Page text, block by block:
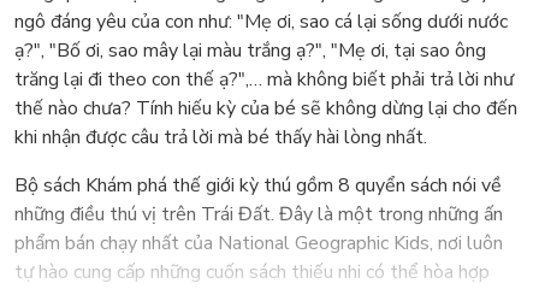
ngô đáng yêu của con như: "Mẹ ơi, sao cá lại sống dưới nước
ạ?", "Bố ơi, sao mây lại màu trắng ạ?", "Mẹ ơi, tại sao ông
trăng lại đi theo con thế ạ?",… mà không biết phải trả lời như
thế nào chưa? Tính hiếu kỳ của bé sẽ không dừng lại cho đến
khi nhận được câu trả lời mà bé thấy hài lòng nhất.
Bộ sách Khám phá thế giới kỳ thú gồm 8 quyển sách nói về
những điều thú vị trên Trái Đất. Đây là một trong những ấn
phẩm bán chạy nhất của National Geographic Kids, nơi luôn
tự hào cung cấp những cuốn sách thiếu nhi có thể hòa hợp